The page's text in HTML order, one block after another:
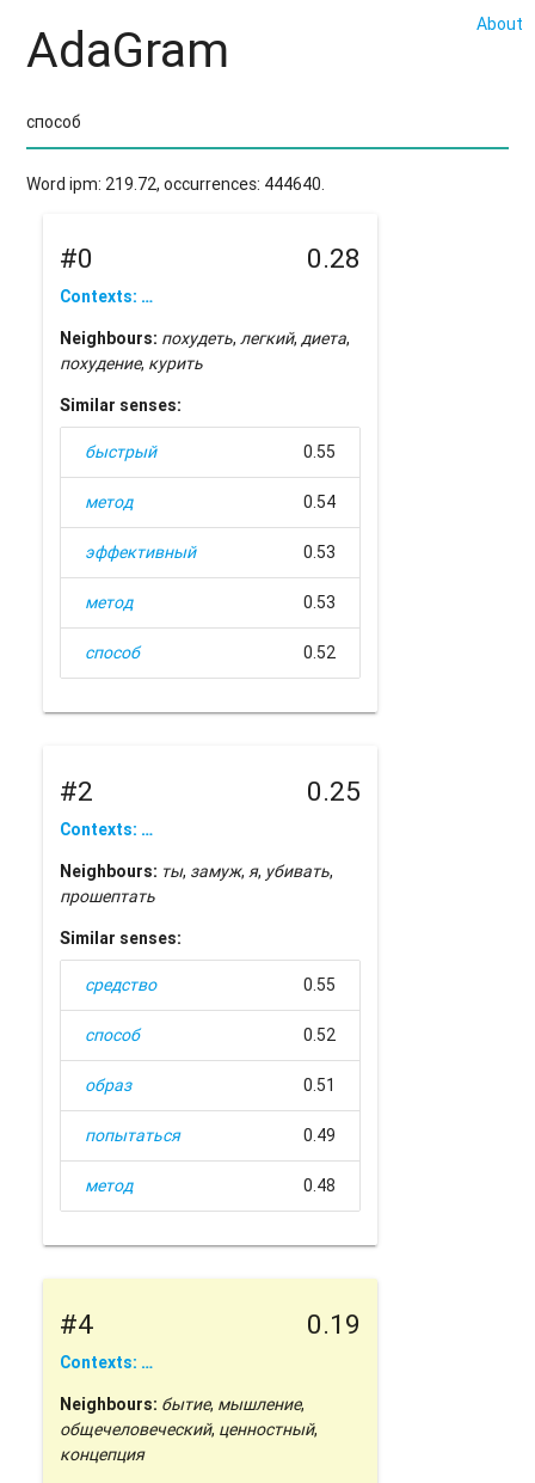
About
AdaGram
Word ipm: 219.72, occurrences: 444640.
#0 0.28
Contexts: …
Neighbours: похудеть,легкий,диета,
похудение, курить
Similar senses:
быстрый 0.55
метод 0.54
эффективный 0.53
метод 0.53
способ 0.52
#2 0.25
Contexts: …
Neighbours: ты, замуж,я, убивать,
прошептать
Similar senses:
средство 0.55
способ 0.52
образ 0.51
попытаться 0.49
метод 0.48
#4 0.19
Contexts: …
Neighbours: бытие, мышление,
общечеловеческий, ценностный,
концепция